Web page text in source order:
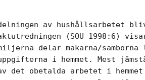
av hushållsarbetet
(SOU 1998:6)
delar makarna/
i hemmet. Mest
det obetalda arbetet i hemmet